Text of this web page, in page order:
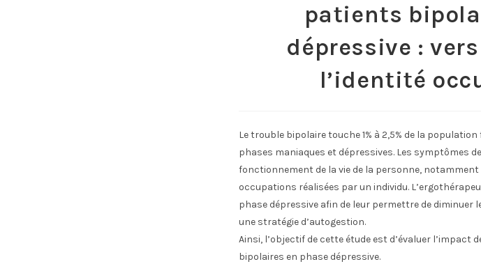
patients
dépressive :
l’identité
Le trouble bipolaire touche 1% à 2,5% de la
phases maniaques et dépressives. Les symptômes
fonctionnement de la vie de la personne,
occupations réalisées par un individu.
phase dépressive afin de leur permettre de
une stratégie d’autogestion.
Ainsi, l’objectif de cette étude est d’évaluer l’impact
bipolaires en phase dépressive.